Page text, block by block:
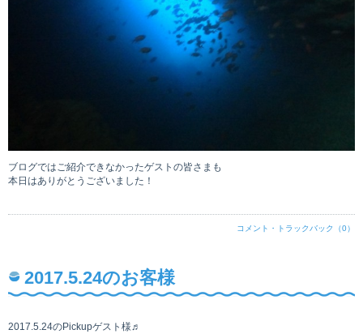
ブログではご紹介できなかったゲストの皆さまも
本日はありがとうございました！
コメント・トラックバック（0）
2017.5.24のお客様
2017.5.24のPickupゲスト様♬